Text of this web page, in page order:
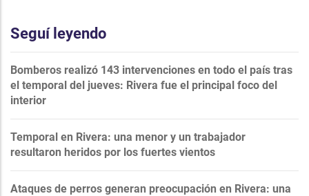
Seguí leyendo
Bomberos realizó 143 intervenciones en todo el país tras
el temporal del jueves: Rivera fue el principal foco del
interior
Temporal en Rivera: una menor y un trabajador
resultaron heridos por los fuertes vientos
Ataques de perros generan preocupación en Rivera: una